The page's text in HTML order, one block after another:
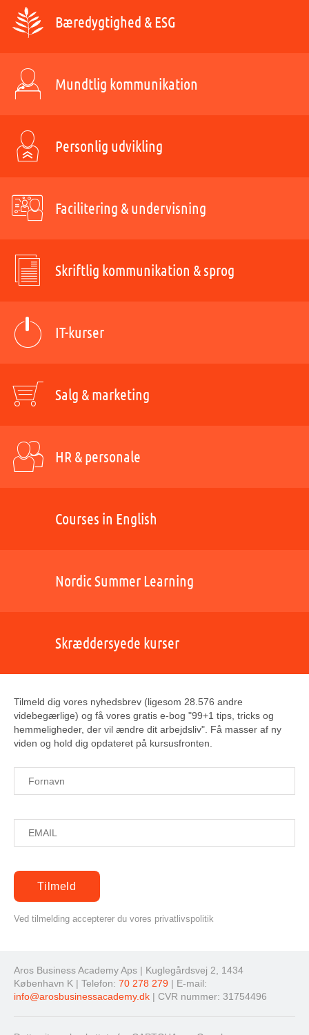
Bæredygtighed & ESG
Mundtlig kommunikation
Personlig udvikling
Facilitering & undervisning
Skriftlig kommunikation & sprog
IT-kurser
Salg & marketing
HR & personale
Courses in English
Nordic Summer Learning
Skræddersyede kurser
Tilmeld dig vores nyhedsbrev (ligesom 28.576 andre
videbegærlige) og få vores gratis e-bog "99+1 tips, tricks og
hemmeligheder, der vil ændre dit arbejdsliv". Få masser af ny
viden og hold dig opdateret på kursusfronten.
Ved tilmelding accepterer du vores privatlivspolitik
Aros Business Academy Aps | Kuglegårdsvej 2, 1434
København K | Telefon: 70 278 279 | E-mail:
info@arosbusinessacademy.dk | CVR nummer: 31754496